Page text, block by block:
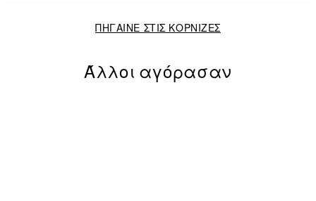
ΠΗΓΑΙΝΕ ΣΤΙΣ ΚΟΡΝΙΖΕΣ
Άλλοι αγόρασαν